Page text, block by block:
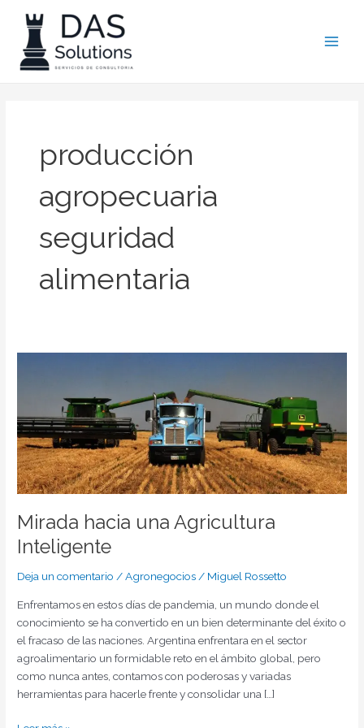
contenido
producción
agropecuaria
seguridad
alimentaria
Mirada hacia una Agricultura
Inteligente
Deja un comentario /Agronegocios / Miguel Rossetto
Enfrentamos en estos días de pandemia, un mundo donde el
conocimiento se ha convertido en un bien determinante del éxito o
el fracaso de las naciones. Argentina enfrentara en el sector
agroalimentario un formidable reto en el ámbito global, pero
como nunca antes, contamos con poderosas y variadas
herramientas para hacerle frente y consolidar una […]
Agricultura
Inteligente